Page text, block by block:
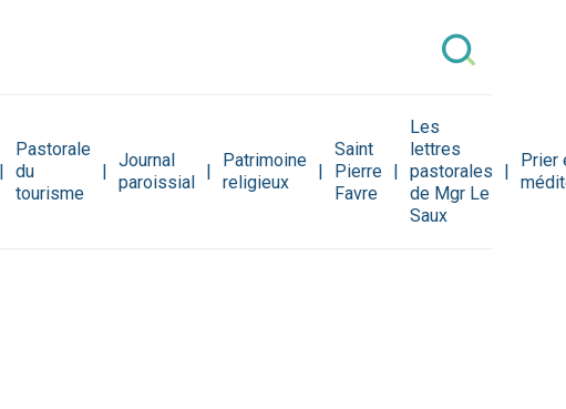
Pastorale
du
tourisme
Journal
paroissial
Patrimoine
religieux
Saint
Pierre
Favre
Les
lettres
pastorales
de Mgr Le
Saux
Prier